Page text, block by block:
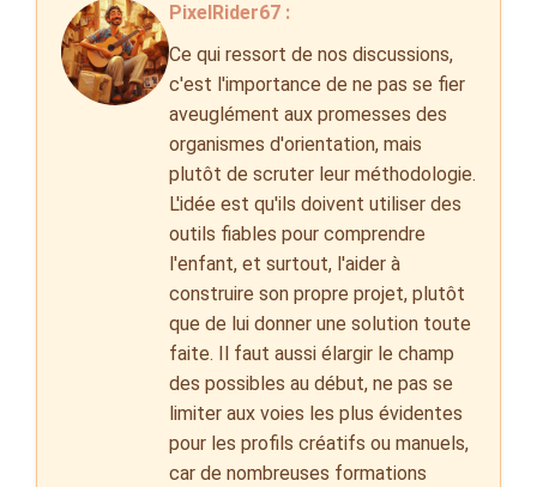
PixelRider67 :
Ce qui ressort de nos discussions,
c'est l'importance de ne pas se fier
aveuglément aux promesses des
organismes d'orientation, mais
plutôt de scruter leur méthodologie.
L'idée est qu'ils doivent utiliser des
outils fiables pour comprendre
l'enfant, et surtout, l'aider à
construire son propre projet, plutôt
que de lui donner une solution toute
faite. Il faut aussi élargir le champ
des possibles au début, ne pas se
limiter aux voies les plus évidentes
pour les profils créatifs ou manuels,
car de nombreuses formations